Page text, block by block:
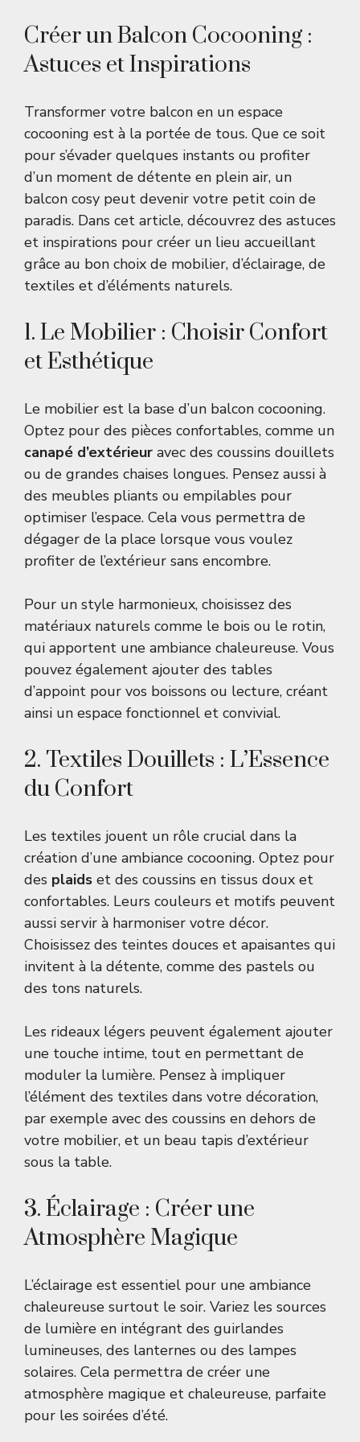
Créer un Balcon Cocooning :
Astuces et Inspirations
Transformer votre balcon en un espace
cocooning est à la portée de tous. Que ce soit
pour s’évader quelques instants ou profiter
d’un moment de détente en plein air, un
balcon cosy peut devenir votre petit coin de
paradis. Dans cet article, découvrez des astuces
et inspirations pour créer un lieu accueillant
grâce au bon choix de mobilier, d’éclairage, de
textiles et d’éléments naturels.
1. Le Mobilier : Choisir Confort
et Esthétique
Le mobilier est la base d’un balcon cocooning.
Optez pour des pièces confortables, comme un
canapé d’extérieur avec des coussins douillets
ou de grandes chaises longues. Pensez aussi à
des meubles pliants ou empilables pour
optimiser l’espace. Cela vous permettra de
dégager de la place lorsque vous voulez
profiter de l’extérieur sans encombre.
Pour un style harmonieux, choisissez des
matériaux naturels comme le bois ou le rotin,
qui apportent une ambiance chaleureuse. Vous
pouvez également ajouter des tables
d’appoint pour vos boissons ou lecture, créant
ainsi un espace fonctionnel et convivial.
2. Textiles Douillets : L’Essence
du Confort
Les textiles jouent un rôle crucial dans la
création d’une ambiance cocooning. Optez pour
des plaids et des coussins en tissus doux et
confortables. Leurs couleurs et motifs peuvent
aussi servir à harmoniser votre décor.
Choisissez des teintes douces et apaisantes qui
invitent à la détente, comme des pastels ou
des tons naturels.
Les rideaux légers peuvent également ajouter
une touche intime, tout en permettant de
moduler la lumière. Pensez à impliquer
l’élément des textiles dans votre décoration,
par exemple avec des coussins en dehors de
votre mobilier, et un beau tapis d’extérieur
sous la table.
3. Éclairage : Créer une
Atmosphère Magique
L’éclairage est essentiel pour une ambiance
chaleureuse surtout le soir. Variez les sources
de lumière en intégrant des guirlandes
lumineuses, des lanternes ou des lampes
solaires. Cela permettra de créer une
atmosphère magique et chaleureuse, parfaite
pour les soirées d’été.